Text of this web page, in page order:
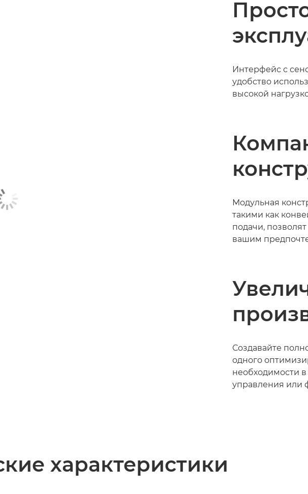
Интерфейс с
удобство
высокой
Модульная
такими как
подачи,
вашим
Создавайте
одного
необходимости
управления или
характеристики